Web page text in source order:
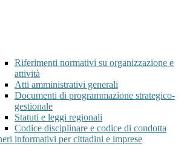
Riferimenti normativi su organizzazione e
attività
Atti amministrativi generali
Documenti di programmazione strategico-
gestionale
Statuti e leggi regionali
Codice disciplinare e codice di condotta
informativi per cittadini e imprese